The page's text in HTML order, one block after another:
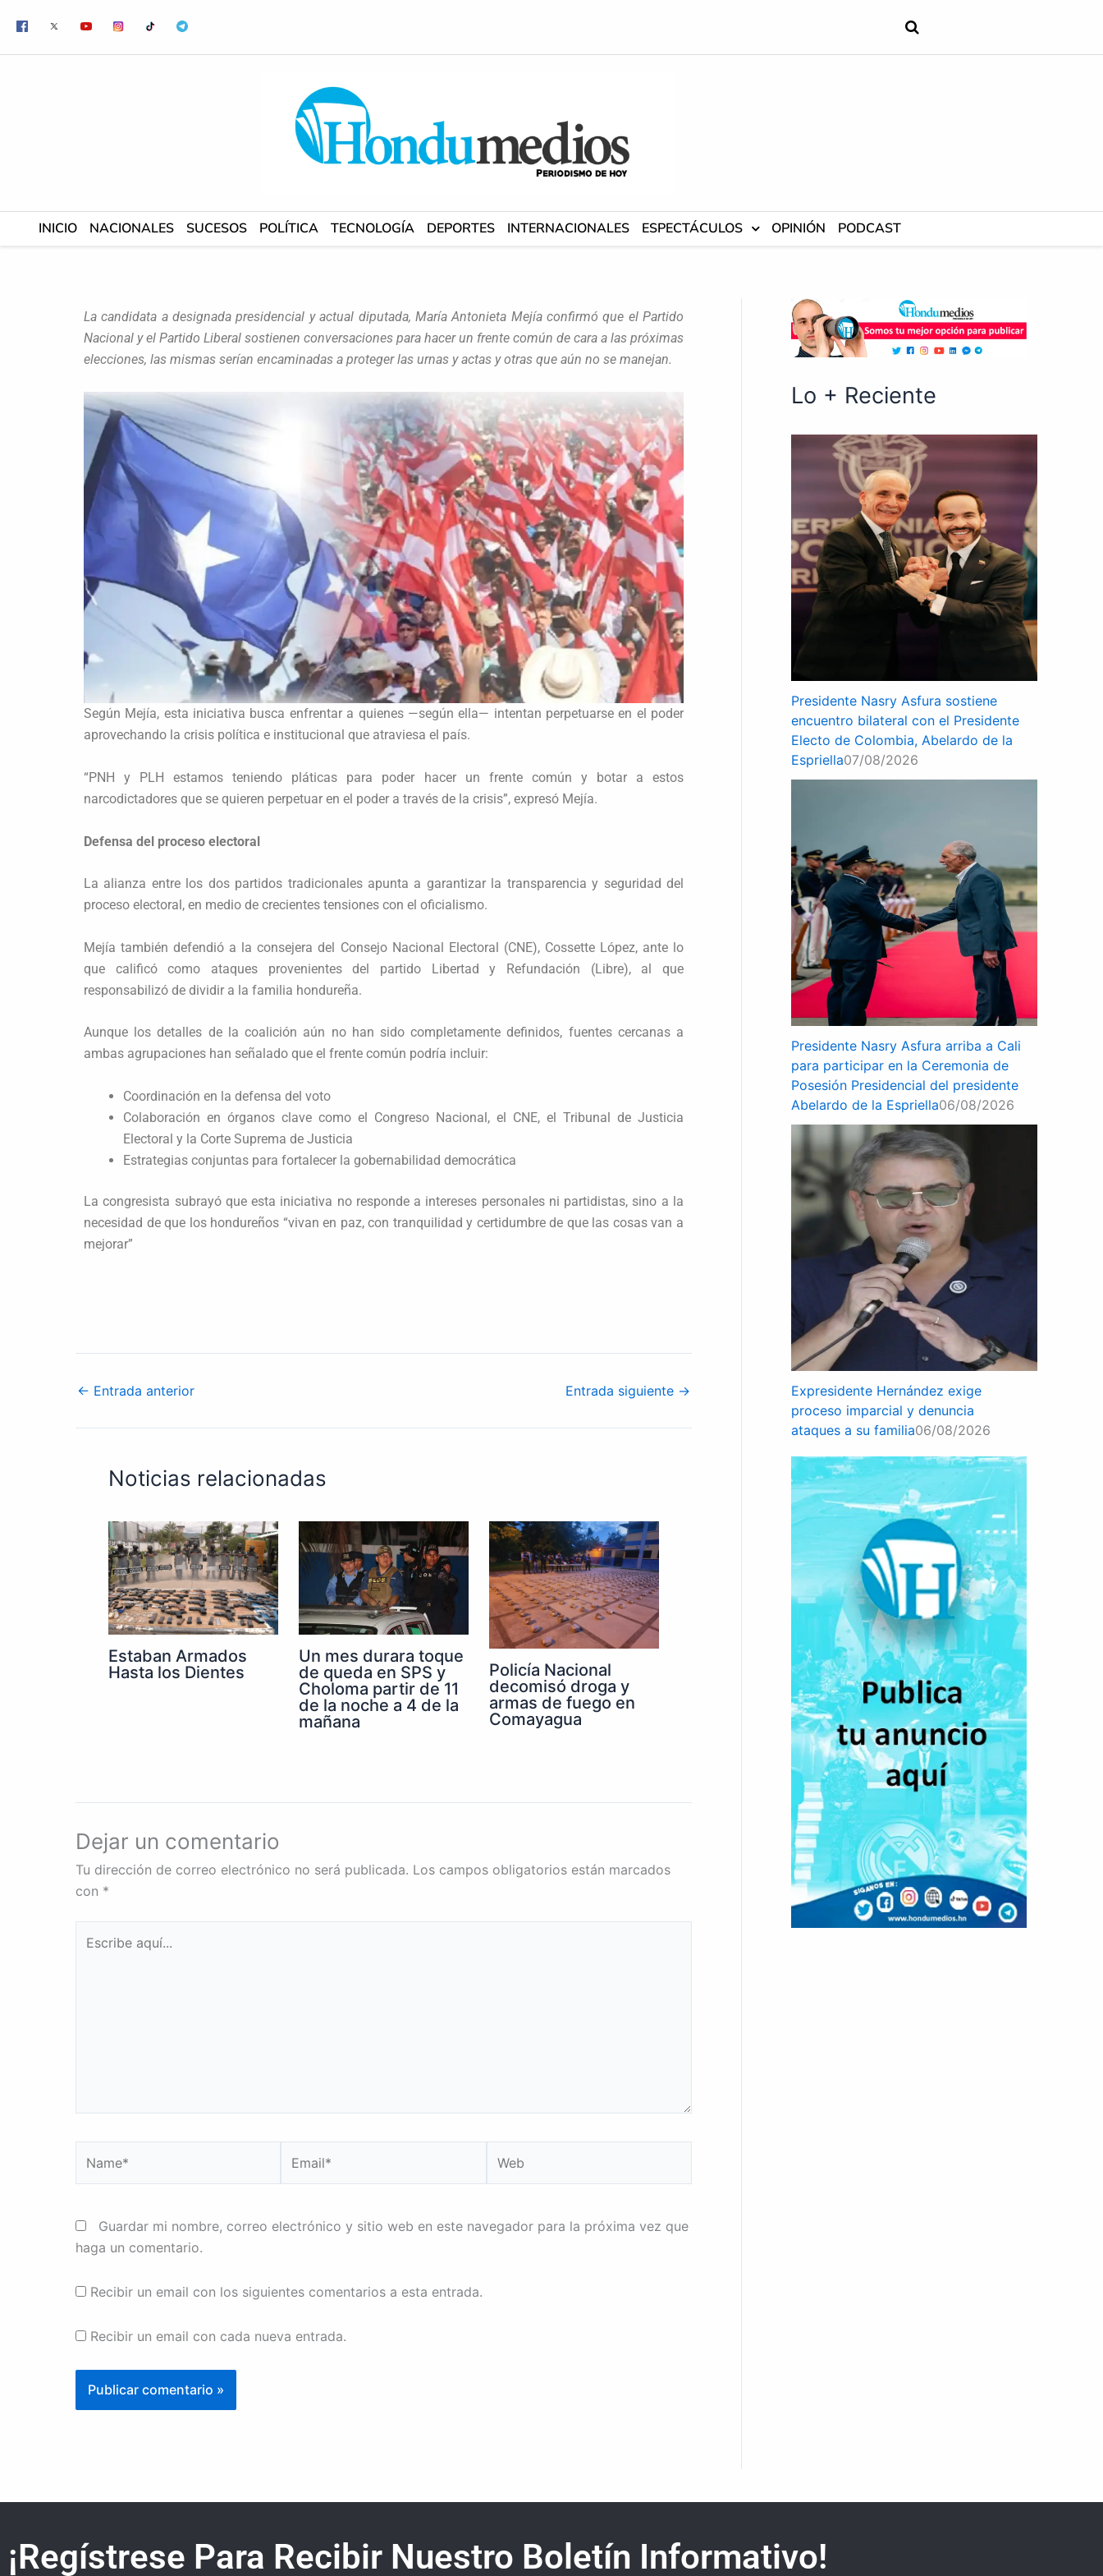
contenido
INICIO NACIONALES SUCESOS POLÍTICA TECNOLOGÍA DEPORTES INTERNACIONALES ESPECTÁCULOS OPINIÓN PODCAST
La candidata a designada presidencial y actual diputada, María Antonieta Mejía confirmó que el Partido
Nacional y el Partido Liberal sostienen conversaciones para hacer un frente común de cara a las próximas
elecciones, las mismas serían encaminadas a proteger las urnas y actas y otras que aún no se manejan.
Según Mejía, esta iniciativa busca enfrentar a quienes —según ella— intentan perpetuarse en el poder
aprovechando la crisis política e institucional que atraviesa el país.
“PNH y PLH estamos teniendo pláticas para poder hacer un frente común y botar a estos
narcodictadores que se quieren perpetuar en el poder a través de la crisis”, expresó Mejía.
Defensa del proceso electoral
La alianza entre los dos partidos tradicionales apunta a garantizar la transparencia y seguridad del
proceso electoral, en medio de crecientes tensiones con el oficialismo.
Mejía también defendió a la consejera del Consejo Nacional Electoral (CNE), Cossette López, ante lo
que calificó como ataques provenientes del partido Libertad y Refundación (Libre), al que
responsabilizó de dividir a la familia hondureña.
Aunque los detalles de la coalición aún no han sido completamente definidos, fuentes cercanas a
ambas agrupaciones han señalado que el frente común podría incluir:
Coordinación en la defensa del voto
Colaboración en órganos clave como el Congreso Nacional, el CNE, el Tribunal de Justicia
Electoral y la Corte Suprema de Justicia
Estrategias conjuntas para fortalecer la gobernabilidad democrática
La congresista subrayó que esta iniciativa no responde a intereses personales ni partidistas, sino a la
necesidad de que los hondureños “vivan en paz, con tranquilidad y certidumbre de que las cosas van a
mejorar”
← Entrada anterior Entrada siguiente →
Noticias relacionadas
Estaban Armados
Hasta los Dientes
Un mes durara toque
de queda en SPS y
Choloma partir de 11
de la noche a 4 de la
mañana
Policía Nacional
decomisó droga y
armas de fuego en
Comayagua
Dejar un comentario
Tu dirección de correo electrónico no será publicada. Los campos obligatorios están marcados
con *
aquí...
Guardar mi nombre, correo electrónico y sitio web en este navegador para la próxima vez que
haga un comentario.
Recibir un email con los siguientes comentarios a esta entrada.
Recibir un email con cada nueva entrada.
Lo + Reciente
Presidente Nasry Asfura sostiene
encuentro bilateral con el Presidente
Electo de Colombia, Abelardo de la
Espriella07/08/2026
Presidente Nasry Asfura arriba a Cali
para participar en la Ceremonia de
Posesión Presidencial del presidente
Abelardo de la Espriella06/08/2026
Expresidente Hernández exige
proceso imparcial y denuncia
ataques a su familia06/08/2026
¡Regístrese Para Recibir Nuestro Boletín Informativo!